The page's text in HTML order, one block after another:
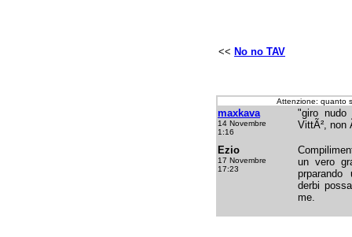
<< No no TAV
Attenzione: quanto
maxkava
14 Novembre
1:16
"giro nudo
VittÃ², non
Ezio
17 Novembre
17:23
un vero
prparando
derbi
me.